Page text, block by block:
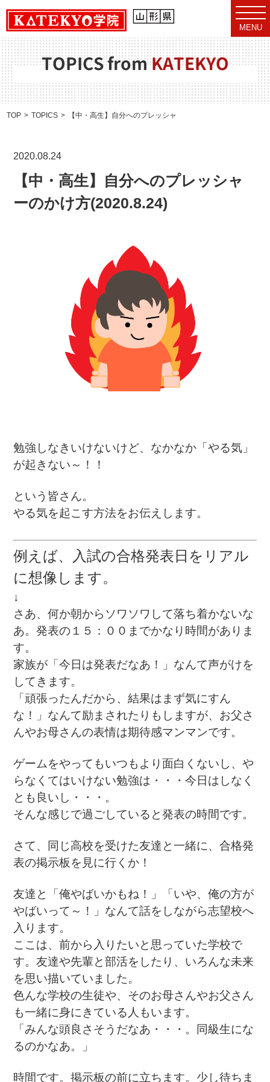
t
o
g
g
l
e
n
v
i
g
MENU
TOPICS fromKATEKYO
TOP TOPICS 【中・高生】自分へのプレッシャーのかけ方(2020.8.24)
2020.08.24
【中・高生】自分へのプレッシャ
ーのかけ方(2020.8.24)
勉強しなきいけないけど、なかなか「やる気」
が起きない～！！
という皆さん。
やる気を起こす方法をお伝えします。
例えば、入試の合格発表日をリアル
に想像します。
↓
さあ、何か朝からソワソワして落ち着かないな
あ。発表の１５：００までかなり時間がありま
す。
家族が「今日は発表だなあ！」なんて声がけを
してきます。
「頑張ったんだから、結果はまず気にすん
な！」なんて励まされたりもしますが、お父さ
んやお母さんの表情は期待感マンマンです。
ゲームをやってもいつもより面白くないし、や
らなくてはいけない勉強は・・・今日はしなく
とも良いし・・・。
そんな感じで過ごしていると発表の時間です。
さて、同じ高校を受けた友達と一緒に、合格発
表の掲示板を見に行くか！
友達と「俺やばいかもね！」「いや、俺の方が
やばいって～！」なんて話をしながら志望校へ
入ります。
ここは、前から入りたいと思っていた学校で
す。友達や先輩と部活をしたり、いろんな未来
を思い描いていました。
色んな学校の生徒や、そのお母さんやお父さん
も一緒に身にきている人もいます。
「みんな頭良さそうだなあ・・・。同級生にな
るのかなあ。」
時間です。掲示板の前に立ちます。少し待ちま